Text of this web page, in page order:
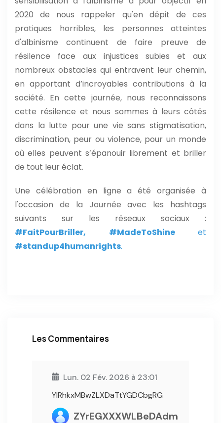
2020 de nous rappeler qu'en dépit de ces
pratiques horribles, les personnes atteintes
d'albinisme continuent de faire preuve de
résilence face aux injustices subies et aux
nombreux obstacles qui entravent leur chemin,
en apportant d’incroyables contributions à la
société. En cette journée, nous reconnaissons
cette résilence et nous sommes à leurs côtés
dans la lutte pour une vie sans stigmatisation,
discrimination, peur ou violence, pour un monde
où elles peuvent s’épanouir librement et briller
de tout leur éclat.
Une célébration en ligne a été organisée à
l'occasion de la Journée avec les hashtags
suivants sur les réseaux sociaux :
#FaitPourBriller,
#MadeToShineet
#standup4humanrights.
Les Commentaires
Lun. 02 Fév. 2026 à 23:01
YlRhkxMBwZLXDaTtYGDCbgRG
ZYrEGXXXWLBeDAdm